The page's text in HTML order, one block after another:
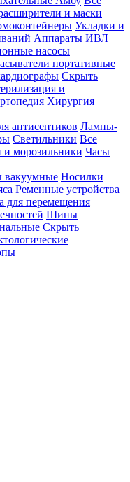
и маски
Укладки и
Аппараты ИВЛ
насосы
портативные
Скрыть
и
Хирургия
антисептиков Лампы-
Светильники Все
морозильники Часы
вакуумные Носилки
Ременные устройства
для перемещения
Шины
Скрыть